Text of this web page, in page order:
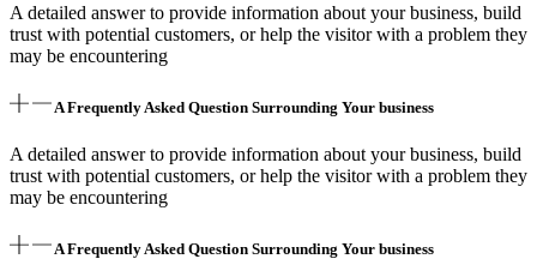
A detailed answer to provide information about your business, build
trust with potential customers, or help the visitor with a problem they
may be encountering
A Frequently Asked Question Surrounding Your business
A detailed answer to provide information about your business, build
trust with potential customers, or help the visitor with a problem they
may be encountering
A Frequently Asked Question Surrounding Your business